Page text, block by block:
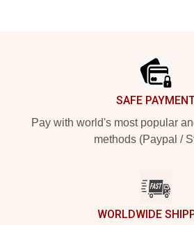
SAFE
Pay with world's most popular
methods (Paypal /
WORLDWIDE